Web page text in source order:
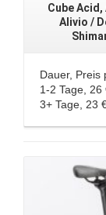
Cube
Alivio /
Dauer, Preis
1-2 Tage, 26
3+ Tage, 23